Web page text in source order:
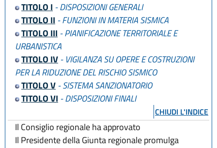
TITOLO I - DISPOSIZIONI GENERALI
TITOLO II - FUNZIONI IN MATERIA SISMICA
TITOLO III - PIANIFICAZIONE TERRITORIALE E
URBANISTICA
TITOLO IV- VIGILANZA SU OPERE E COSTRUZIONI
PER LA RIDUZIONE DEL RISCHIO SISMICO
TITOLO V- SISTEMA SANZIONATORIO
TITOLO VI - DISPOSIZIONI FINALI
CHIUDI L'INDICE
Il Consiglio regionale ha approvato
Il Presidente della Giunta regionale promulga